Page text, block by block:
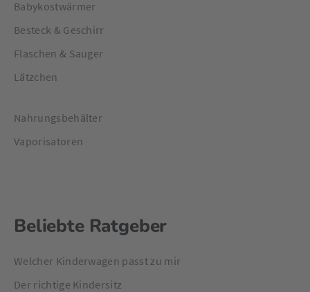
Babykostwärmer
Besteck & Geschirr
Flaschen & Sauger
Lätzchen
Nahrungsbehälter
Vaporisatoren
Beliebte Ratgeber
Welcher Kinderwagen passt zu mir
Der richtige Kindersitz